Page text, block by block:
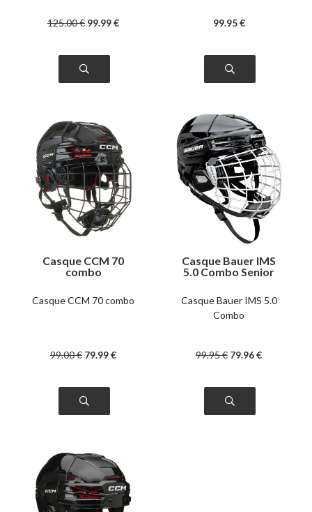
125.00€ 99.99€ 99.95 €
Casque CCM 70
combo
Casque CCM 70 combo
99.00€ 79.99€
Casque Bauer IMS
5.0 Combo Senior
Casque Bauer IMS 5.0
Combo
99.95€ 79.96€